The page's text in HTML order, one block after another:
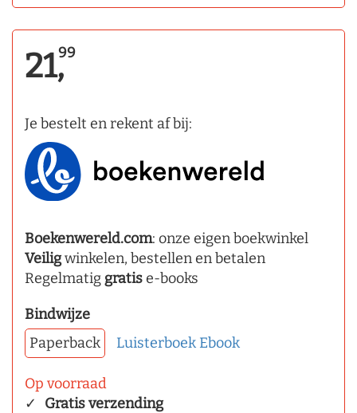
21,99
Je bestelt en rekent af bij:
Boekenwereld.com: onze eigen boekwinkel
Veiligwinkelen, bestellen en betalen
Regelmatig gratise-books
Bindwijze
Paperback
Luisterboek Ebook
Op voorraad
Gratis verzending